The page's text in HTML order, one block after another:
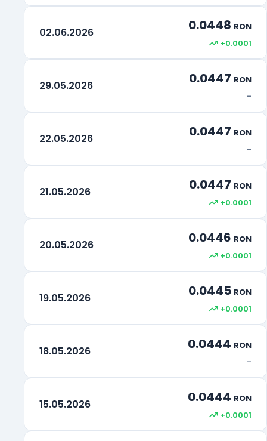
Rand Sud-African
02.06.2026 0.0448 RON
+0.0001
29.05.2026 0.0447 RON
-
22.05.2026 0.0447 RON
-
21.05.2026 0.0447 RON
+0.0001
20.05.2026 0.0446 RON
+0.0001
19.05.2026 0.0445 RON
+0.0001
18.05.2026 0.0444 RON
-
15.05.2026 0.0444 RON
+0.0001